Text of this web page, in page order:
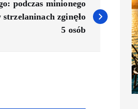
podczas minionego
strzelaninach zginęło
5 osób